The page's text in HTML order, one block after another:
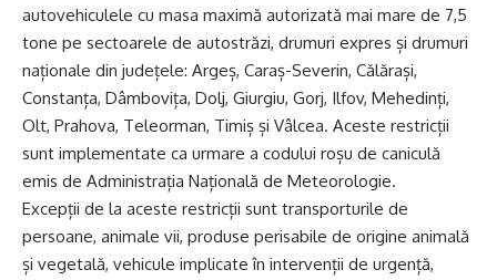
autovehiculele cu masa maximă autorizată mai mare de 7,5
tone pe sectoarele de autostrăzi, drumuri expres și drumuri
naționale din județele: Argeș, Caraș-Severin, Călărași,
Constanța, Dâmbovița, Dolj, Giurgiu, Gorj, Ilfov, Mehedinți,
Olt, Prahova, Teleorman, Timiș și Vâlcea. Aceste restricții
sunt implementate ca urmare a codului roșu de caniculă
emis de Administrația Națională de Meteorologie.
Excepții de la aceste restricții sunt transporturile de
persoane, animale vii, produse perisabile de origine animală
și vegetală, vehicule implicate în intervenții de urgență,